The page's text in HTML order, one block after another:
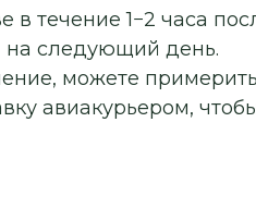
течение 1−2 часа
на следующий день.
можете
авиакурьером,